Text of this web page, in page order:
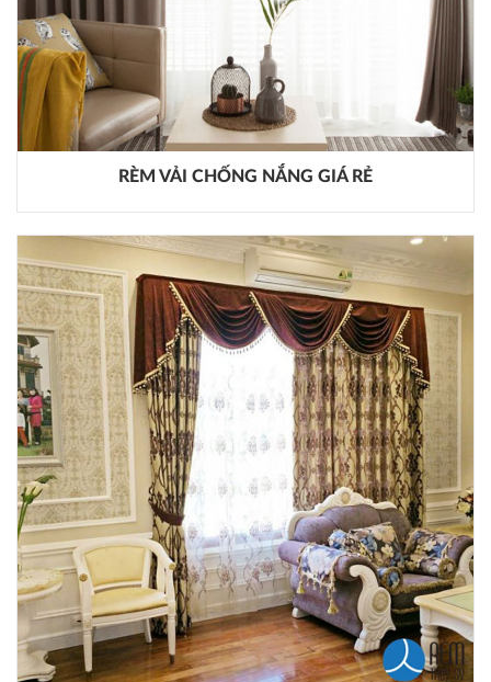
RÈM VẢI CHỐNG NẮNG GIÁ RẺ